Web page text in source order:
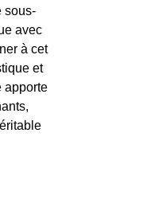
sous-
avec
à cet
et
apporte